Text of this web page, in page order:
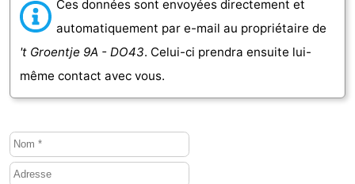
Brouwershaven
Bruinisse
Zierikzee
-
Nature
Oosterschelde
-
Burgh
-
Ces données sont envoyées directement et
automatiquement par e-mail au propriétaire de
't Groentje 9A - DO43. Celui-ci prendra ensuite lui-
même contact avec vous.